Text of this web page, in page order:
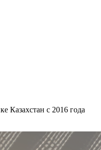
Казахстан с 2016 года